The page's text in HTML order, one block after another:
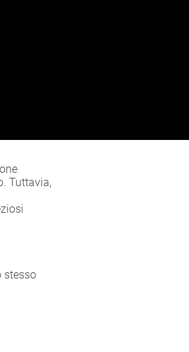
Tuttavia,
stesso